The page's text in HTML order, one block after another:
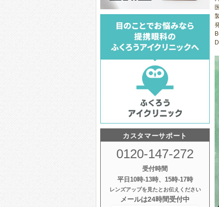
カスタマーサポート
0120-147-272
受付時間
平日10時‐13時、15時‐17時
レンズアップを見たとお伝えください
メールは24時間受付中